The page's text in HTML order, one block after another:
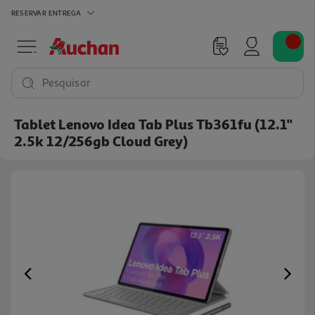
RESERVAR ENTREGA
Pesquisar
Tablet Lenovo Idea Tab Plus Tb361fu (12.1''
2.5k 12/256gb Cloud Grey)
Previous